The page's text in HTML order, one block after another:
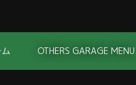
OTHERS GARAGE MENU